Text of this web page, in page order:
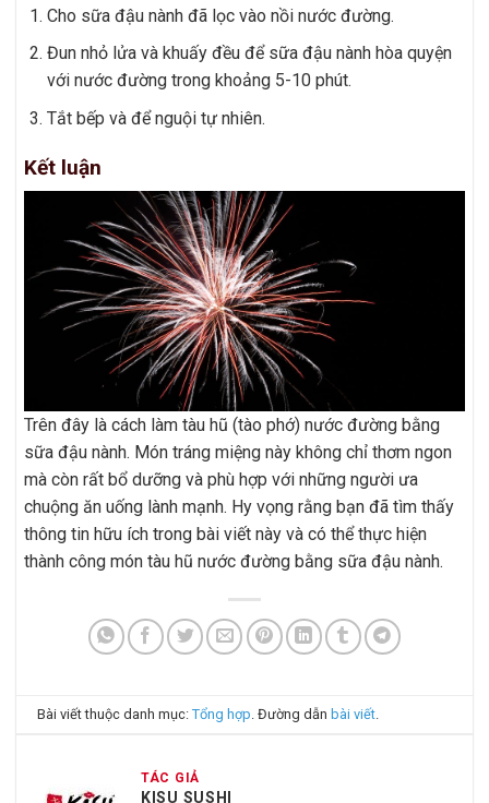
Cho sữa đậu nành đã lọc vào nồi nước đường.
Đun nhỏ lửa và khuấy đều để sữa đậu nành hòa quyện
với nước đường trong khoảng 5-10 phút.
Tắt bếp và để nguội tự nhiên.
Kết luận
Trên đây là cách làm tàu hũ (tào phớ) nước đường bằng
sữa đậu nành. Món tráng miệng này không chỉ thơm ngon
mà còn rất bổ dưỡng và phù hợp với những người ưa
chuộng ăn uống lành mạnh. Hy vọng rằng bạn đã tìm thấy
thông tin hữu ích trong bài viết này và có thể thực hiện
thành công món tàu hũ nước đường bằng sữa đậu nành.
Bài viết thuộc danh mục:Tổng hợp . Đường dẫnbài viết
TÁC GIẢ
KISU SUSHI